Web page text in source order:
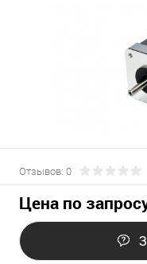
Отзывов: 0
Цена по